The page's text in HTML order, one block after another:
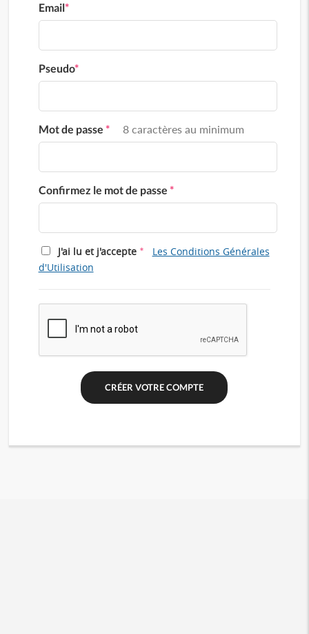
Email*
Pseudo*
Mot de passe * 8 caractères au minimum
Confirmez le mot de passe *
J'ai lu et j'accepte *
Les Conditions Générales
d'Utilisation